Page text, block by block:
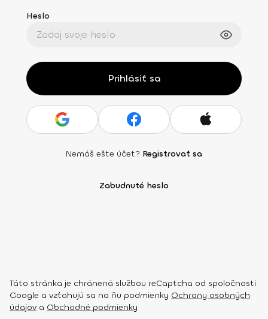
Heslo
Prihlásiť sa
Nemáš ešte účet? Registrovať sa
Zabudnuté heslo
Táto stránka je chránená službou reCaptcha od spoločnosti
Google a vzťahujú sa na ňu podmienky Ochrany osobných
údajov a Obchodné podmienky